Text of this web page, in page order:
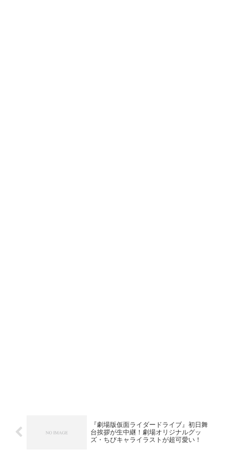
『劇場版仮面ライダードライブ』初日舞
台挨拶が生中継！劇場オリジナルグッ
ズ・ちびキャライラストが超可愛い！